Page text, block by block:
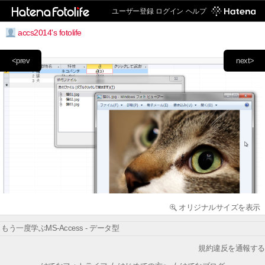
ユーザー登録 ログイン ヘルプ
accs2014's fotolife
next>
<prev
オリジナルサイズを表示
もう一度学ぶMS-Access - データ型
規約違反を通報する